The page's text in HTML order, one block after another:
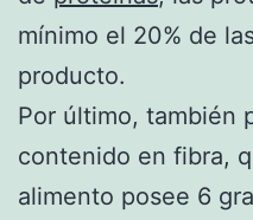
mínimo el 20% de
producto.
Por último, también
contenido en fibra,
alimento posee 6